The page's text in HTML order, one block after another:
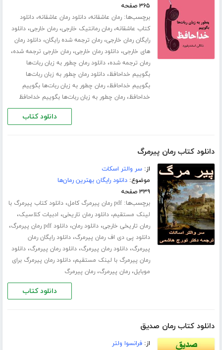
۳۶۵ صفحه
برچسب‌ها:رمان عاشقانه،دانلود رمان عاشقانه،دانلود
کتاب عاشقانه،رمان رمانتیک خارجی،رمان خارجی،دانلود
رایگان رمان خارجی،رمان ترجمه شده رایگان،دانلود رمان
های خارجی،دانلود رمان خارجی،رمان خارجی ترجمه شده،
رمان ترجمه شده،دانلود رمان چطور به زبان ربات‌ها
بگوییم خداحافظ،دانلود رمان چطور به زبان ربات‌ها
بگوییم خداحافظ،رمان چطور به زبان ربات‌ها بگوییم
خداحافظ،رمان چطور به زبان ربات‌ها بگوییم خداحافظ
دانلود کتاب
دانلود کتاب رمان پیرمرگ
از:سر والتر اسکات
موضوع:دانلود رایگان بهترین رمان‌ها
۳۳۹ صفحه
برچسب‌ها:pdf رمان پیرمرگ کامل ،دانلود کتاب پیرمرگ با
لینک مستقیم،دانلود رمان تاریخی، ادبیات کلاسیک،
رمان تاریخی خارجی،دانلود رمان،دانلود pdf رمان پیرمرگ ،
دانلود پی دی اف رمان پیرمرگ،دانلود رایگان رمان
پیرمرگ،دانلود رمان پیرمرگ،دانلود رمان پیرمرگ،دانلود
رمان پیرمرگ با لینک مستقیم،دانلود رمان پیرمرگ برای
موبایل،رمان پیرمرگ،رمان پیرمرگ
دانلود کتاب
دانلود کتاب رمان صدیق
از:فرانسوا ولتر